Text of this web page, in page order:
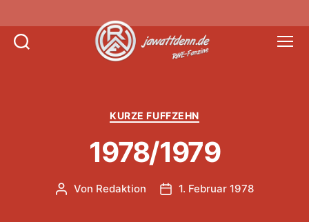
Kategorien
KURZE FUFFZEHN
1978/1979
Beitragsautor
Von Redaktion Veröffentlichungsdatum
1. Februar 1978